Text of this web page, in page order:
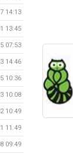
14:13
13:45
07:53
14:46
10:36
10:08
10:49
11:49
09:49